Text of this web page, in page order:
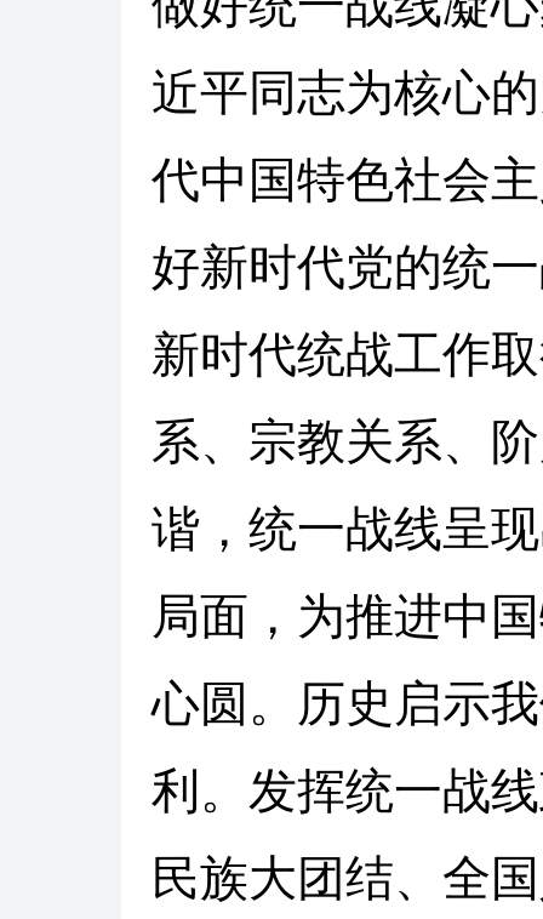
近平同志为核心
代中国特色社会
好新时代党的统
新时代统战工作
系、宗教关系、
谐，统一战线呈
局面，为推进中
心圆。历史启示
利。发挥统一战
民族大团结、全